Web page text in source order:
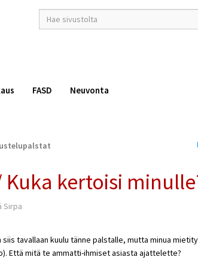
hakusana(t)
*
FASD Neuvonta
kertoisi
Sirpa
tavallaan kuulu tänne palstalle, mutta minua
Että mitä te ammatti-ihmiset asiasta ajattelette?